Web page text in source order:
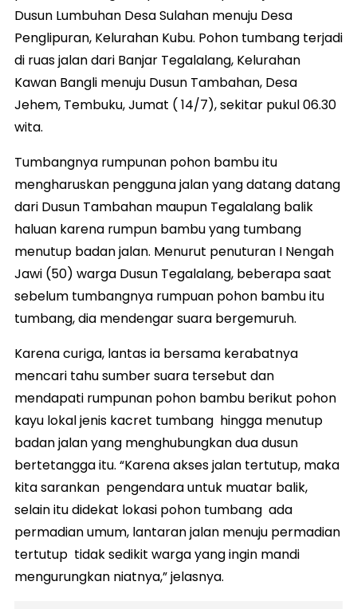
Dusun Lumbuhan Desa Sulahan menuju Desa
Penglipuran, Kelurahan Kubu. Pohon tumbang terjadi
di ruas jalan dari Banjar Tegalalang, Kelurahan
Kawan Bangli menuju Dusun Tambahan, Desa
Jehem, Tembuku, Jumat ( 14/7), sekitar pukul 06.30
wita.
Tumbangnya rumpunan pohon bambu itu
mengharuskan pengguna jalan yang datang datang
dari Dusun Tambahan maupun Tegalalang balik
haluan karena rumpun bambu yang tumbang
menutup badan jalan. Menurut penuturan I Nengah
Jawi (50) warga Dusun Tegalalang, beberapa saat
sebelum tumbangnya rumpuan pohon bambu itu
tumbang, dia mendengar suara bergemuruh.
Karena curiga, lantas ia bersama kerabatnya
mencari tahu sumber suara tersebut dan
mendapati rumpunan pohon bambu berikut pohon
kayu lokal jenis kacret tumbang hingga menutup
badan jalan yang menghubungkan dua dusun
bertetangga itu. “Karena akses jalan tertutup, maka
kita sarankan pengendara untuk muatar balik,
selain itu didekat lokasi pohon tumbang ada
permadian umum, lantaran jalan menuju permadian
tertutup tidak sedikit warga yang ingin mandi
mengurungkan niatnya,” jelasnya.